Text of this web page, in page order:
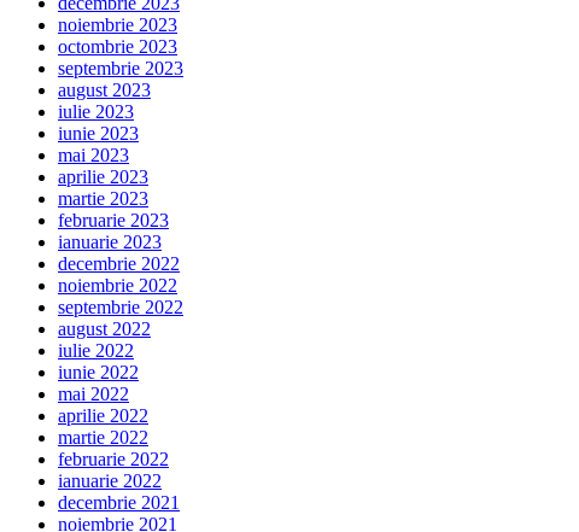
noiembrie 2023
octombrie 2023
septembrie 2023
august 2023
iulie 2023
iunie 2023
mai 2023
aprilie 2023
martie 2023
februarie 2023
ianuarie 2023
decembrie 2022
noiembrie 2022
septembrie 2022
august 2022
iulie 2022
iunie 2022
mai 2022
aprilie 2022
martie 2022
februarie 2022
ianuarie 2022
decembrie 2021
noiembrie 2021